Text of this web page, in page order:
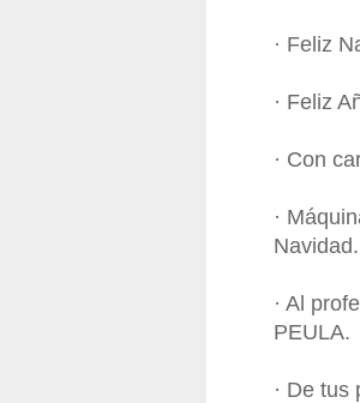
· Feliz
· Feliz
· Con
·
· Al
PEULA.
· De